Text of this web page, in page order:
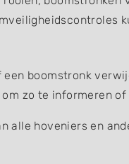
boomstronk
zo te informeren
alle hoveniers en